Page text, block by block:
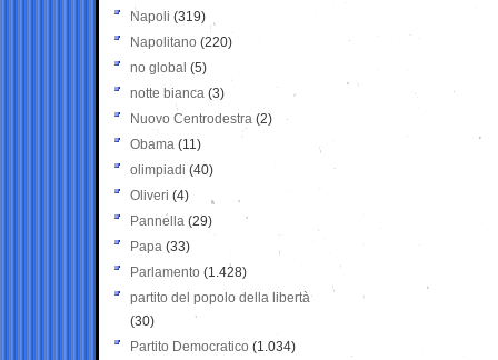
Napoli (319)
Napolitano (220)
no global (5)
notte bianca (3)
Nuovo Centrodestra (2)
Obama (11)
olimpiadi (40)
Oliveri (4)
Pannella (29)
Papa (33)
Parlamento (1.428)
partito del popolo della libertà
(30)
Partito Democratico (1.034)